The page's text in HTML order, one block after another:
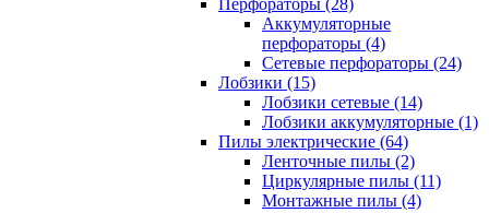
Перфораторы (28)
Аккумуляторные
перфораторы (4)
Сетевые перфораторы (24)
Лобзики (15)
Лобзики сетевые (14)
Лобзики аккумуляторные (1)
Пилы электрические (64)
Ленточные пилы (2)
Циркулярные пилы (11)
Монтажные пилы (4)